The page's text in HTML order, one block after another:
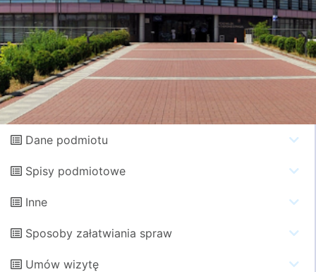
Dane podmiotu
Spisy podmiotowe
Inne
Sposoby załatwiania spraw
Umów wizytę